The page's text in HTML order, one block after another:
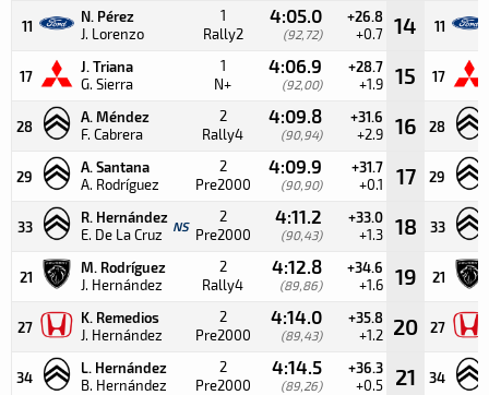
11
N. Pérez
J. Lorenzo
1
Rally2
4:05.0
(92,72)
+26.8
+0.7 14 11
17
J. Triana
G. Sierra
1
N+
4:06.9
(92,00)
+28.7
+1.9 15 17
28
A. Méndez
F. Cabrera
2
Rally4
4:09.8
(90,94)
+31.6
+2.9 16 28
29
A. Santana
A. Rodríguez
2
Pre2000
4:09.9
(90,90)
+31.7
+0.1 17 29
33
R. Hernández
E. De La Cruz NS
2
Pre2000
4:11.2
(90,43)
+33.0
+1.3 18 33
21
M. Rodríguez
J. Hernández
2
Rally4
4:12.8
(89,86)
+34.6
+1.6 19 21
27
K. Remedios
J. Hernández
2
Pre2000
4:14.0
(89,43)
+35.8
+1.2 20 27
34
L. Hernández
B. Hernández
2
Pre2000
4:14.5
(89,26)
+36.3
+0.5 21 34